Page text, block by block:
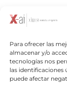
Para ofrecer las
almacenar y/o
tecnologías nos
las identificaciones
puede afectar